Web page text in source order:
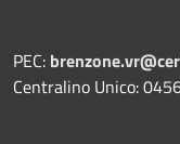
PEC:
Centralino Unico: